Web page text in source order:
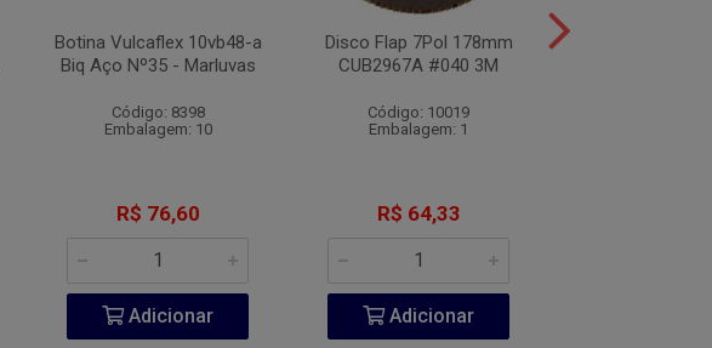
Botina Vulcaflex 10vb48-a
Biq Aço Nº35 - Marluvas
Código: 8398
Embalagem: 10
R$ 76,60
Adicionar
Disco Flap 7Pol 178mm
CUB2967A #040 3M
Código: 10019
Embalagem: 1
R$ 64,33
Adicionar